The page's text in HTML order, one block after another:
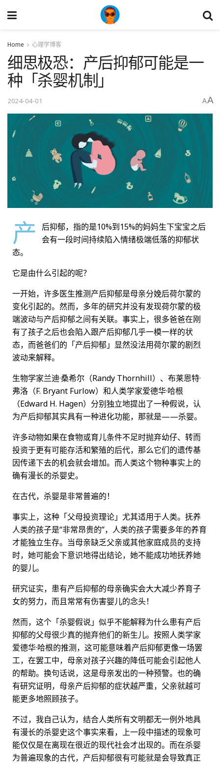
Home 心理学博客
细思极恐：产后抑郁可能是一
种「杀婴机制」
2024-04-01 AA
产
后抑郁，指的是10%到15%的妈妈生下宝宝之后
会有一段时间持续陷入情绪极端低落的抑郁状
态。
它是由什么引起的呢？
一开始，许多医生推测产后抑郁是母亲分娩后荷尔蒙的
变化引起的。然而，多年的研究并没有发现荷尔蒙的极
端波动与产后抑郁之间有关联。事实上，很多爸爸在刚
有了孩子之后也会陷入跟产后抑郁几乎一模一样的状
态，而爸爸们的「产后抑郁」显然没法用荷尔蒙的剧烈
波动来解释。
生物学家兰迪·桑希尔（Randy Thornhill）、布莱恩特·
弗洛（F. Bryant Furlow）和人类学家爱德华·哈根
（Edward H. Hagen）分别独立地提出了一种假说，认
为产后抑郁其实具有一种进化功能，那就是——杀婴。
许多动物如果在食物或育儿条件不足时抛弃幼仔、转而
投资于更有可能存活和繁殖的后代，那么它们的遗传基
因传递下去的机会就会增加。而人类这个物种事实上的
确有漫长的杀婴史。
在古代，杀婴是非常普遍的！
事实上，这种「父母投资理论」尤其适用于人类。抚养
人类的孩子是“非常昂贵的”，人类的孩子需要多年的养育
才能独立生存。当母亲缺乏父亲或其他家庭成员的支持
时，她可能会下意识地得出结论，她不能成功地抚养她
的婴儿。
研究证实，患有产后抑郁的母亲确实会大大减少养育子
女的努力，而且常常有伤害婴儿的念头！
然而，这个「杀婴假说」似乎不能解释为什么患有产后
抑郁的父母很少真的抛弃他们的新生儿。按照人类学家
爱德华·哈根的推测，这可能意味着产后抑郁更像一场罢
工，在罢工中，母亲对孩子兴趣的降低可能会引起他人
的帮助。换句话说，这是母亲发出的一种预警。也的确
有研究证明，母亲产后抑郁的症状越严重，父亲就越可
能更多地照顾孩子。
不过，我自己认为，结合人类所有文明都无一例外地具
有漫长的杀婴史这个事实来看，上一段中描述的现象可
能仅仅是在离现在很近的现代社会才出现的。而在杀婴
为普遍现象的古代，产后抑郁很有可能就是会导致真正